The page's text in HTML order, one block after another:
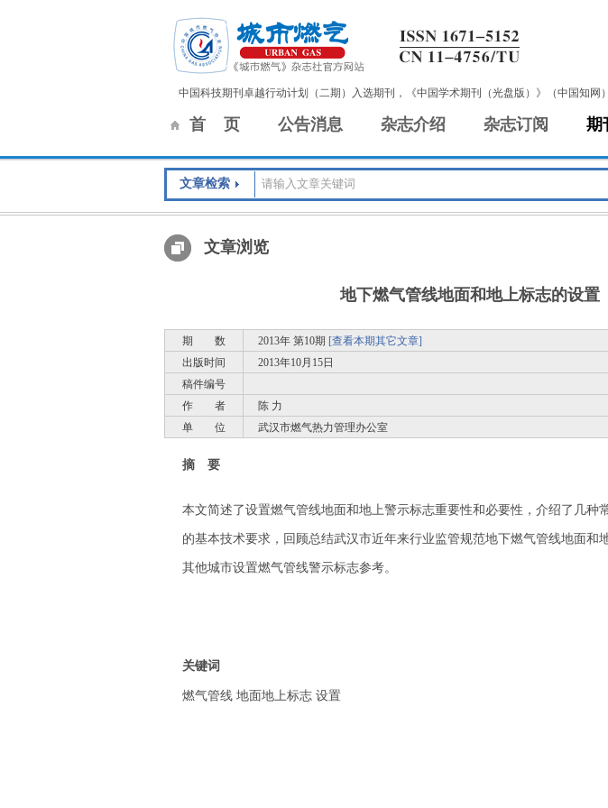
中国科技期刊卓越行动计划（二期）入选期刊，《中国学术期刊（光盘版）》（中国知
首 页 公告消息 杂志介绍 杂志订阅 期
文章检索
文章浏览
地下燃气管线地面和地上标志的设置
期 数 2013年 第10期 [查看本期其它文章]
出版时间
2013年10月15日
稿件编号
作 者
陈 力
单 位
武汉市燃气热力管理办公室
摘 要
本文简述了设置燃气管线地面和地上警示标志重要性和必要性，介绍了几种
的基本技术要求，回顾总结武汉市近年来行业监管规范地下燃气管线地面和
其他城市设置燃气管线警示标志参考。
关键词
燃气管线 地面地上标志 设置